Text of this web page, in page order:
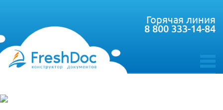
toggle
Горячая линия
8 800 333-14-84